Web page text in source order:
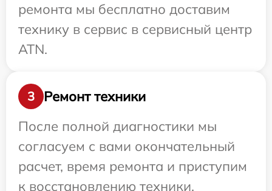
ремонта мы бесплатно доставим
технику в сервис в сервисный центр
ATN.
3
Ремонт техники
После полной диагностики мы
согласуем с вами окончательный
расчет, время ремонта и приступим
к восстановлению техники.